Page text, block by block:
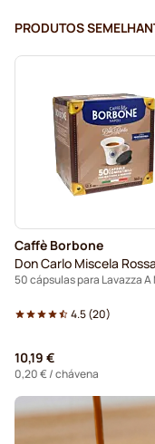
Cápsulas Dolce Vita
Cápsulas Gimoka
Cápsulas para
PRODUTOS
Caffè Borbone
Don Carlo Miscela Rossa
4.5(20)
10,19 €
0,20 €/ chávena